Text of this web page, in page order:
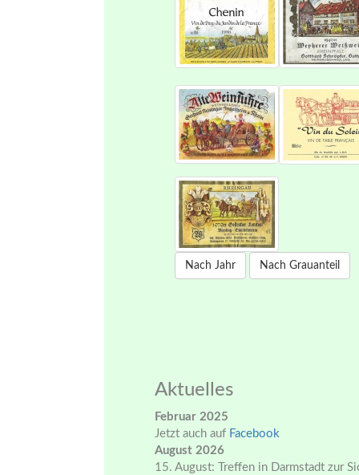
Nach Jahr Nach Grauanteil
Aktuelles
Februar 2025
Jetzt auch auf Facebook
August 2026
15. August: Treffen in Darmstadt zur